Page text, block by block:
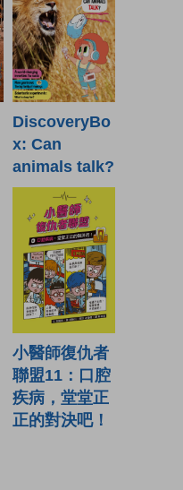
DiscoveryBo
x: Can
animals talk?
小醫師復仇者
聯盟11：口腔
疾病，堂堂正
正的對決吧！